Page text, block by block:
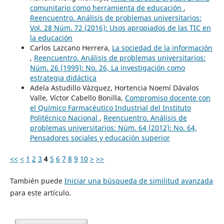
comunitario como herramienta de educación ,
Reencuentro. Análisis de problemas universitarios:
Vol. 28 Núm. 72 (2016): Usos apropiados de las TIC en
la educación
Carlos Lazcano Herrera, La sociedad de la información
, Reencuentro. Análisis de problemas universitarios:
Núm. 26 (1999): No. 26, La investigación como
estrategia didáctica
Adela Astudillo Vázquez, Hortencia Noemí Dávalos
Valle, Víctor Cabello Bonilla, Compromiso docente con
el Químico Farmacéutico Industrial del Instituto
Politécnico Nacional , Reencuentro. Análisis de
problemas universitarios: Núm. 64 (2012): No. 64,
Pensadores sociales y educación superior
<< < 1 2 3 4 5 6 7 8 9 10 > >>
También puede Iniciar una búsqueda de similitud avanzada
para este artículo.